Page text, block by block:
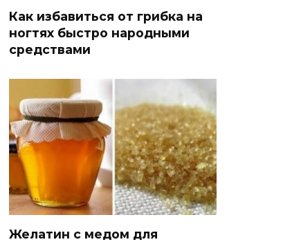
Как избавиться от грибка на
ногтях быстро народными
средствами
Желатин с медом для